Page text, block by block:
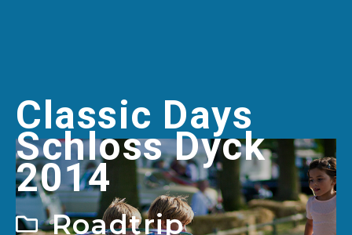
Classic Days
Schloss Dyck
2014
Roadtrip